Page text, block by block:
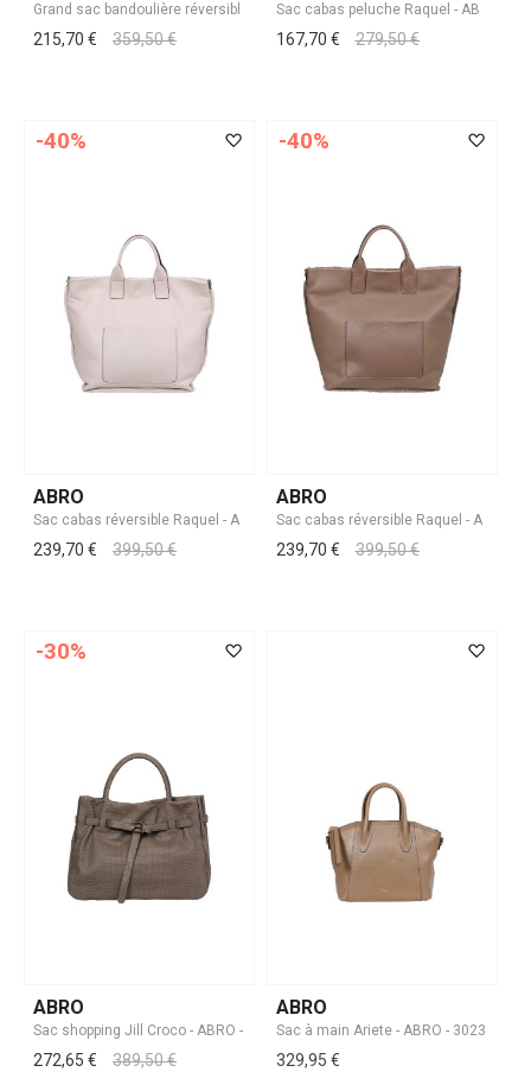
215,70 € 359,50 € 167,70 € 279,50 €
-40%
ABRO
239,70 € 399,50 €
-40%
ABRO
239,70 € 399,50 €
-30%
ABRO
272,65 € 389,50 €
ABRO
329,95 €